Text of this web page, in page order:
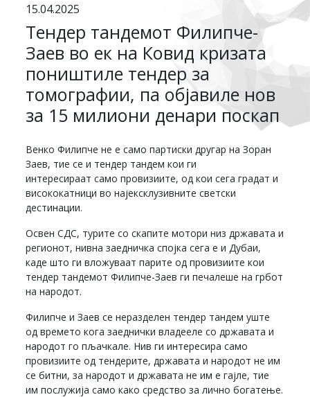
15.04.2025
Тендер тандемот Филипче-
Заев во ек на Ковид кризата
поништиле тендер за
томографии, па објавиле нов
за 15 милиони денари поскап
Венко Филипче не е само партиски другар на Зоран
Заев, тие се и тендер тандем кои ги
интересираат само провизиите, од кои сега градат и
висококатници во најексклузивните светски
дестинации.
Освен СДС, турите со скапите мотори низ државата и
регионот, нивна заедничка спојка сега е и Дубаи,
каде што ги вложуваат парите од провизиите кои
тендер тандемот Филипче-Заев ги печалеше на грбот
на народот.
Филипче и Заев се неразделен тендер тандем уште
од времето кога заеднички владееле со државата и
народот го пљачкале. Нив ги интересира само
провизиите од тендерите, државата и народот не им
се битни, за народот и државата не им е гајле, тие
им послужија само како средство за лично богатење.